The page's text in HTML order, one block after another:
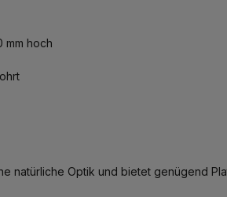
mm hoch
natürliche Optik und bietet genügend